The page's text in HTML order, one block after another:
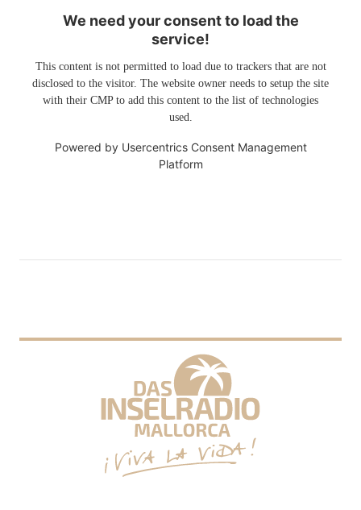
We need your consent to load the
service!
This content is not permitted to load due to trackers that are not
disclosed to the visitor. The website owner needs to setup the site
with their CMP to add this content to the list of technologies
used.
Powered by Usercentrics Consent Management
Platform